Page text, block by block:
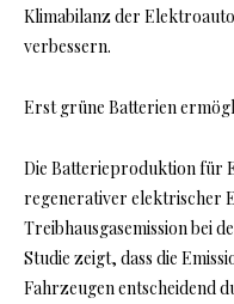
Klimabilanz der
verbessern.
Erst grüne Batterien
Die Batterieproduktion für
regenerativer elektrischer
Treibhausgasemission bei
Studie zeigt, dass die
Fahrzeugen entscheidend